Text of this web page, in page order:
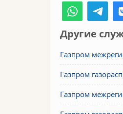
Другие
Газпром
Газпром
Газпром